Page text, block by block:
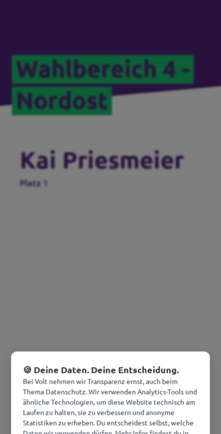
Wahlbereich 4 -
Nordost
Kai Priesmeier
Platz 1
🍪 Deine Daten. Deine Entscheidung.
Bei Volt nehmen wir Transparenz ernst, auch beim
Thema Datenschutz. Wir verwenden Analytics-Tools und
ähnliche Technologien, um diese Website technisch am
Laufen zu halten, sie zu verbessern und anonyme
Statistiken zu erheben. Du entscheidest selbst, welche